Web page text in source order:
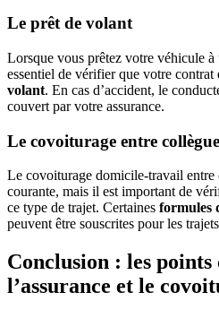
Le prêt de volant
Lorsque vous prêtez votre véhicule
essentiel de vérifier que votre contrat
volant. En cas d’accident, le
couvert par votre assurance.
Le covoiturage entre
Le covoiturage domicile-travail entre
courante, mais il est important de
ce type de trajet. Certaines formules
peuvent être souscrites pour les
Conclusion : les
l’assurance et le